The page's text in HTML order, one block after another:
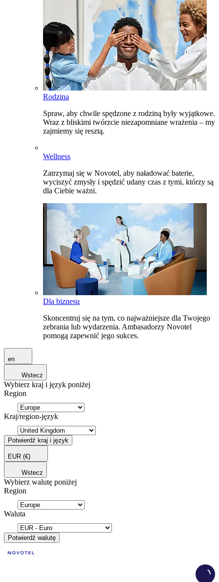
Rodzina
Spraw, aby chwile spędzone z rodziną były wyjątkowe.
Wraz z bliskimi twórzcie niezapomniane wrażenia – my
zajmiemy się resztą.
Wellness
Zatrzymaj się w Novotel, aby naładować baterie,
wyciszyć zmysły i spędzić udany czas z tymi, którzy są
dla Ciebie ważni.
Dla biznesu
Skoncentruj się na tym, co najważniejsze dla Twojego
zebrania lub wydarzenia. Ambasadorzy Novotel
pomogą zapewnić jego sukces.
en
Wstecz
Wybierz kraj i język poniżej
Region
Kraj/region-język
Potwierdź kraj i język
EUR (€)
Wstecz
Wybierz walutę poniżej
Region
Waluta
Potwierdź walutę